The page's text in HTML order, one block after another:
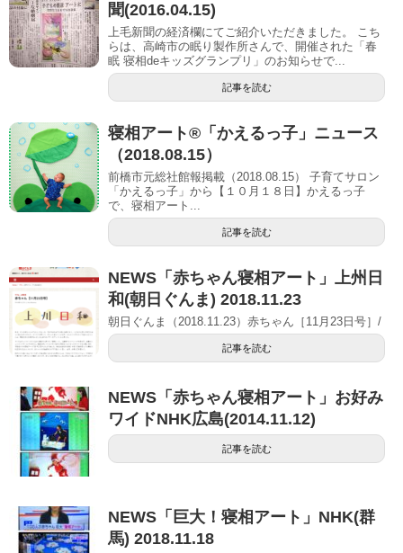
聞(2016.04.15)
上毛新聞の経済欄にてご紹介いただきました。 こち
らは、高崎市の眠り製作所さんで、開催された「春
眠 寝相deキッズグランプリ」のお知らせで...
記事を読む
寝相アート®「かえるっ子」ニュース
（2018.08.15）
前橋市元総社館報掲載（2018.08.15） 子育てサロン
「かえるっ子」から【１０⽉１８⽇】かえるっ子
で、寝相アート...
記事を読む
NEWS「赤ちゃん寝相アート」上州日
和(朝日ぐんま) 2018.11.23
朝日ぐんま（2018.11.23）赤ちゃん［11月23日号］/
記事を読む
NEWS「赤ちゃん寝相アート」お好み
ワイドNHK広島(2014.11.12)
記事を読む
NEWS「巨大！寝相アート」NHK(群
馬) 2018.11.18